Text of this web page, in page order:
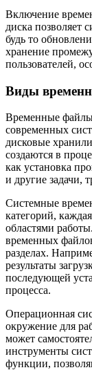
Включение
диска позволяет
будь то
хранение
пользователей,
Виды
Временные
современных
дисковые
создаются в
как установка
и другие задачи,
Системные
категорий,
областями
временных
разделах.
результаты
последующей
процесса.
Операционная
окружение для
может
инструменты
функции,